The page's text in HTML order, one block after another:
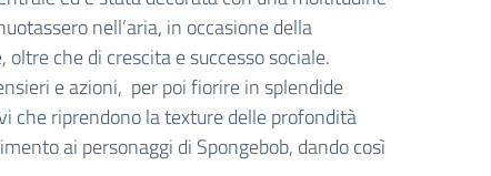
nell’aria, in occasione della
che di crescita e successo sociale.
e azioni, per poi fiorire in splendide
che riprendono la texture delle profondità
ai personaggi di Spongebob, dando così